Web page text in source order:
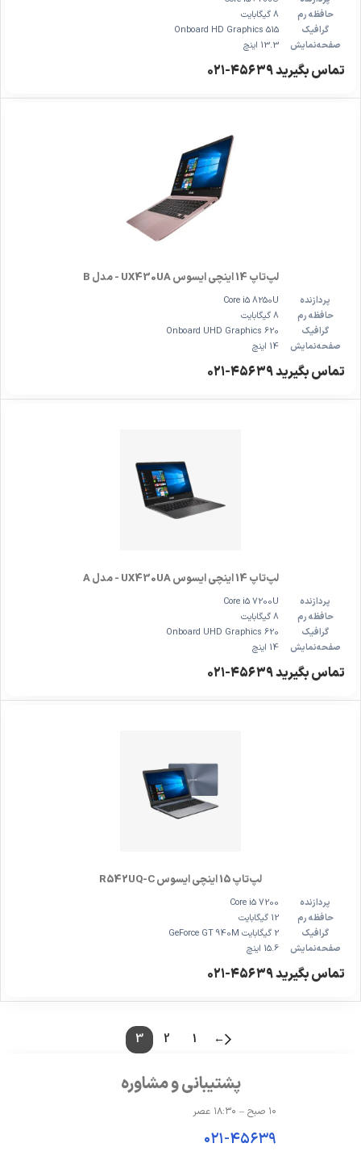
حافظه رم
8 گیگابایت
گرافیک
Onboard HD Graphics 515
صفحه‌نمایش
13.3 اینچ
تماس بگیرید ۴۵۶۳۹-۰۲۱
لپ‌تاپ 14 اینچی ایسوس UX430UA - مدل B
پردازنده
Core i5 8250U
حافظه رم
8 گیگابایت
گرافیک
Onboard UHD Graphics 620
صفحه‌نمایش
14 اینچ
تماس بگیرید ۴۵۶۳۹-۰۲۱
لپ‌تاپ 14 اینچی ایسوس UX430UA - مدل A
پردازنده
Core i5 7200U
حافظه رم
8 گیگابایت
گرافیک
Onboard UHD Graphics 620
صفحه‌نمایش
14 اینچ
تماس بگیرید ۴۵۶۳۹-۰۲۱
لپ‌تاپ 15 اینچی ایسوس R542UQ-C
پردازنده
Core i5 7200
حافظه رم
12 گیگابایت
گرافیک
2 گیگابایت GeForce GT 940M
صفحه‌نمایش
15.6 اینچ
تماس بگیرید ۴۵۶۳۹-۰۲۱
←
1
2
3
پشتیبانی و مشاوره
۱۰ صبح – ۱۸:۳۰ عصر
۰۲۱-۴۵۶۳۹